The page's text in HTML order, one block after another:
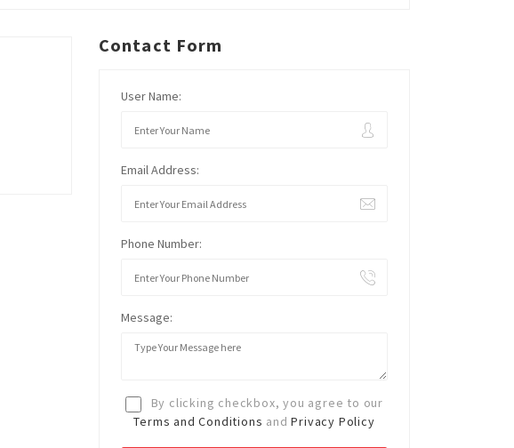
Contact Form
User Name:
Email Address:
Phone Number:
Message:
By clicking checkbox, you agree to our
Terms and Conditions andPrivacy Policy